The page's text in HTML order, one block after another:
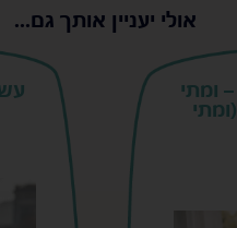
אולי יעניין אותך גם...
ומתי